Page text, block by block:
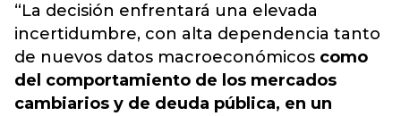
“La decisión enfrentará una elevada
incertidumbre, con alta dependencia tanto
de nuevos datos macroeconómicos como
del comportamiento de los mercados
cambiarios y de deuda pública, en un